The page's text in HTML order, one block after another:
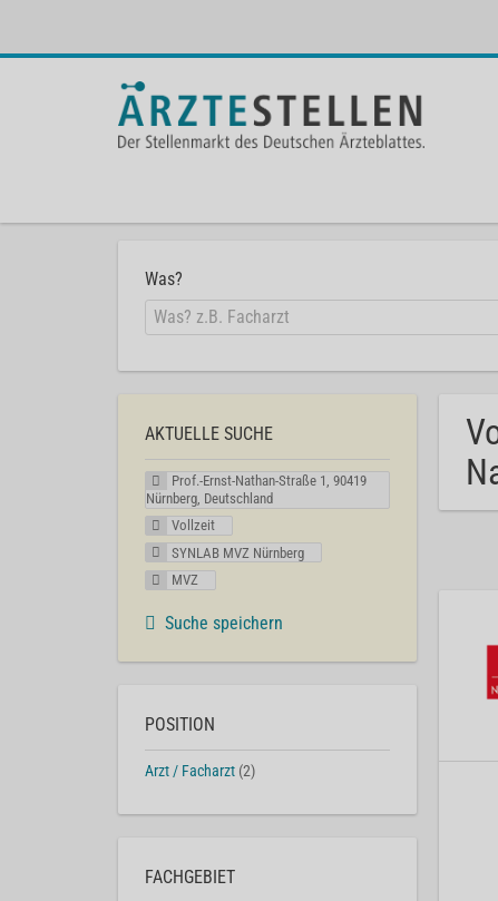
Was?
AKTUELLE SUCHE
Prof.-Ernst-Nathan-Straße 1, 90419
Nürnberg, Deutschland
Vollzeit
SYNLAB MVZ Nürnberg
MVZ
Suche speichern
POSITION
Arzt / Facharzt (2)
FACHGEBIET